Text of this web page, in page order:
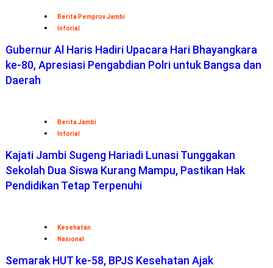
Berita Pemprov Jambi
Inforial
Gubernur Al Haris Hadiri Upacara Hari Bhayangkara
ke-80, Apresiasi Pengabdian Polri untuk Bangsa dan
Daerah
Berita Jambi
Inforial
Kajati Jambi Sugeng Hariadi Lunasi Tunggakan
Sekolah Dua Siswa Kurang Mampu, Pastikan Hak
Pendidikan Tetap Terpenuhi
Kesehatan
Nasional
Semarak HUT ke-58, BPJS Kesehatan Ajak